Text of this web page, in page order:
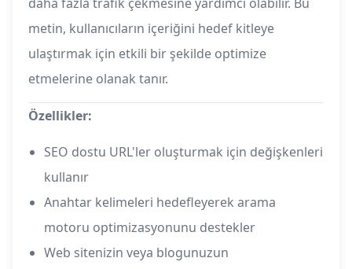
daha fazla trafik çekmesine yardımcı olabilir. Bu
metin, kullanıcıların içeriğini hedef kitleye
ulaştırmak için etkili bir şekilde optimize
etmelerine olanak tanır.
Özellikler:
SEO dostu URL'ler oluşturmak için değişkenleri
kullanır
Anahtar kelimeleri hedefleyerek arama
motoru optimizasyonunu destekler
Web sitenizin veya blogunuzun